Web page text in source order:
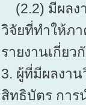
(2.2) มีผลง
วิจัยที่ทำให้ภ
รายงานเกี่ยว
3. ผู้ที่มีผลงา
สิทธิบัตร การ